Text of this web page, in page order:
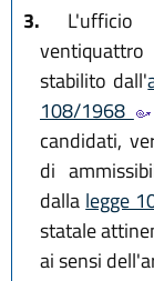
3. L'ufficio
stabilito dall'
108/1968
candidati,
di
dalla legge
statale
ai sensi